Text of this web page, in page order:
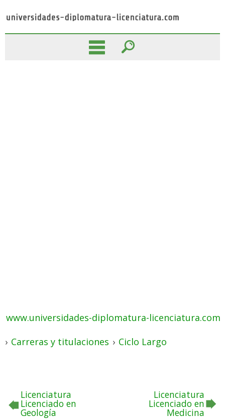
www.universidades-diplomatura-licenciatura.com
› Carreras y titulaciones › Ciclo Largo
Licenciatura
Licenciado en
Geología
Licenciatura
Licenciado en
Medicina